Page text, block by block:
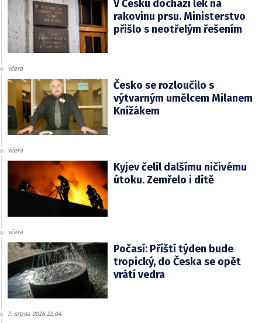
V Česku dochází lék na
rakovinu prsu. Ministerstvo
přišlo s neotřelým řešením
včera
Česko se rozloučilo s
výtvarným umělcem Milanem
Knížákem
včera
Kyjev čelil dalšímu ničivému
útoku. Zemřelo i dítě
včera
Počasí: Příští týden bude
tropický, do Česka se opět
vrátí vedra
7. srpna 2026 22:04